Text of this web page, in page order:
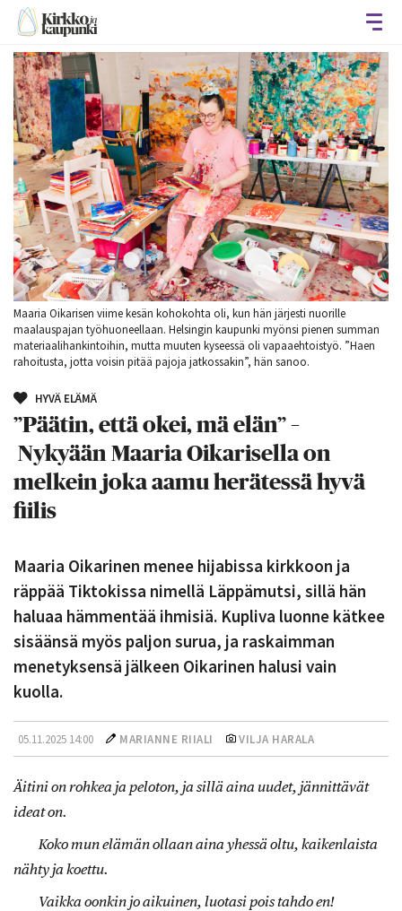
Maaria Oikarisen viime kesän kohokohta oli, kun hän järjesti nuorille
maalauspajan työhuoneellaan. Helsingin kaupunki myönsi pienen summan
materiaalihankintoihin, mutta muuten kyseessä oli vapaaehtoistyö. ”Haen
rahoitusta, jotta voisin pitää pajoja jatkossakin”, hän sanoo.
HYVÄ ELÄMÄ
”Päätin, että okei, mä elän” –
Nykyään Maaria Oikarisella on
melkein joka aamu herätessä hyvä
fiilis
Maaria Oikarinen menee hijabissa kirkkoon ja
räppää Tiktokissa nimellä Läppämutsi, sillä hän
haluaa hämmentää ihmisiä. Kupliva luonne kätkee
sisäänsä myös paljon surua, ja raskaimman
menetyksensä jälkeen Oikarinen halusi vain
kuolla.
05.11.2025 14:00 MARIANNE RIIALI VILJA HARALA
Äitini on rohkea ja peloton, ja sillä aina uudet, jännittävät
ideat on.
Koko mun elämän ollaan aina yhessä oltu, kaikenlaista
nähty ja koettu.
Vaikka oonkin jo aikuinen, luotasi pois tahdo en!